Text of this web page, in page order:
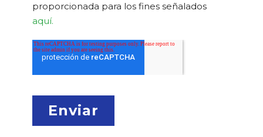
proporcionada para los fines señalados
aquí.